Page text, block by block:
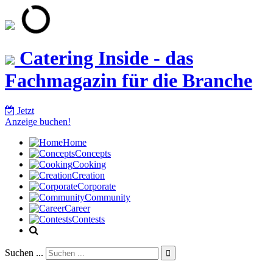
Catering Inside - das
Fachmagazin für die Branche
Jetzt
Anzeige buchen!
Home
Concepts
Cooking
Creation
Corporate
Community
Career
Contests
Suchen ... 